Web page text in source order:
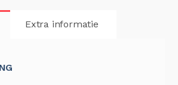
Extra informatie